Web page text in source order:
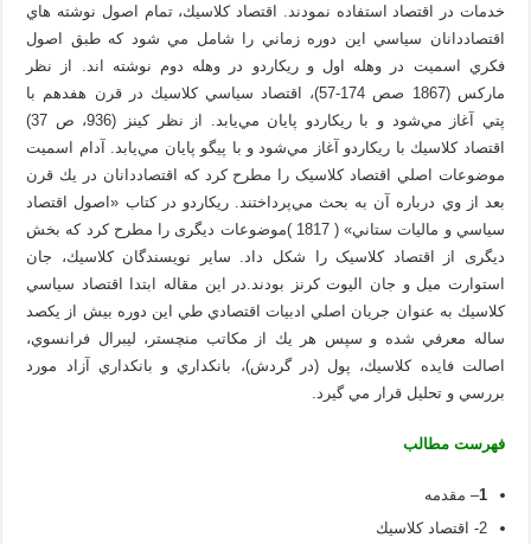
خدمات در اقتصاد استفاده نمودند. اقتصاد كلاسيك، تمام اصول نوشته هاي
اقتصاددانان سياسي اين دوره زماني را شامل مي شود كه طبق اصول
فكري اسميت در وهله اول و ريكاردو در وهله دوم نوشته اند. از نظر
ماركس (1867 صص 174-57)، اقتصاد سياسي كلاسيك در قرن هفدهم با
پتي آغاز مي‌شود و با ريكاردو پايان مي‌يابد. از نظر كينز (936، ص 37)
اقتصاد كلاسيك با ريكاردو آغاز مي‌شود و با پيگو پايان مي‌يابد. آدام اسميت
موضوعات اصلي اقتصاد کلاسیک را مطرح كرد كه اقتصاددانان در يك قرن
بعد از وي درباره آن به بحث مي‌پرداختند. ریکاردو در كتاب «اصول اقتصاد
سياسي و ماليات ستاني» ( 1817 )موضوعات دیگری را مطرح کرد که بخش
دیگری از اقتصاد کلاسیک را شکل داد. ساير نويسندگان كلاسيك، جان
استوارت ميل و جان اليوت كرنز بودند.در اين مقاله ابتدا اقتصاد سياسي
كلاسيك به عنوان جريان اصلي ادبيات اقتصادي طي اين دوره بيش از يكصد
ساله معرفي شده و سپس هر يك از مكاتب منچستر، ليبرال فرانسوي،
اصالت فايده كلاسيك، پول (در گردش)، بانكداري و بانكداري آزاد مورد
بررسي و تحليل قرار مي گيرد.
فهرست مطالب
1– مقدمه
2- اقتصاد كلاسيك